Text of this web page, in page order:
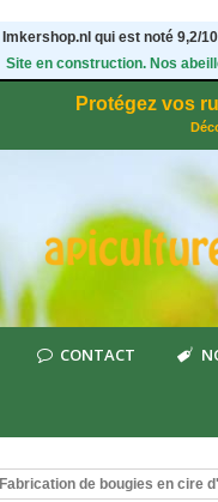
qui est noté 9,2/10
Site en construction. Nos
Protégez vos
CONTACT
Fabrication de bougies en cire